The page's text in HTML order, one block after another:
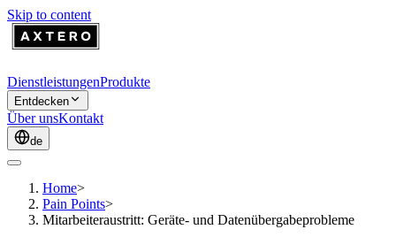
Skip to content
DienstleistungenProdukte
Entdecken
Über unsKontakt
de
Home>
Pain Points>
Mitarbeiteraustritt: Geräte- und Datenübergabeprobleme